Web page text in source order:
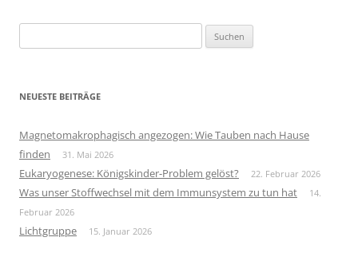
nach:
NEUESTE BEITRÄGE
Magnetomakrophagisch angezogen: Wie Tauben nach Hause
finden
31. Mai 2026
Eukaryogenese: Königskinder-Problem gelöst? 22. Februar 2026
Was unser Stoffwechsel mit dem Immunsystem zu tun hat
14.
Februar 2026
Lichtgruppe 15. Januar 2026